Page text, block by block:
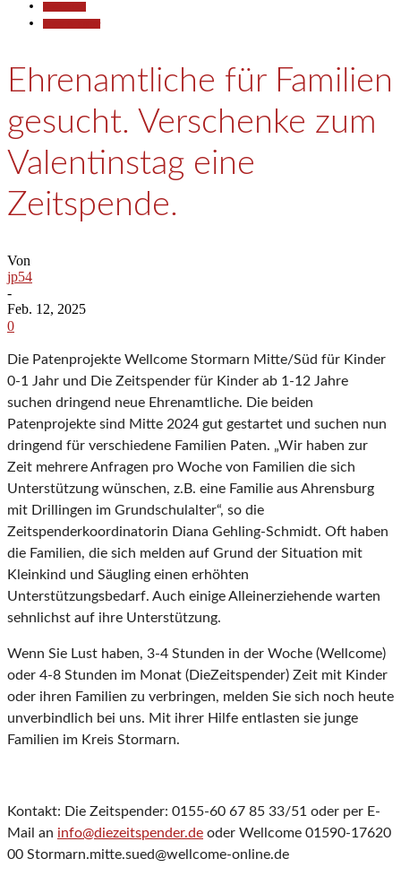
Ehrenamtliche für Familien
gesucht. Verschenke zum
Valentinstag eine
Zeitspende.
Von
jp54
-
Feb. 12, 2025
0
Die Patenprojekte Wellcome Stormarn Mitte/Süd für Kinder
0-1 Jahr und Die Zeitspender für Kinder ab 1-12 Jahre
suchen dringend neue Ehrenamtliche. Die beiden
Patenprojekte sind Mitte 2024 gut gestartet und suchen nun
dringend für verschiedene Familien Paten. „Wir haben zur
Zeit mehrere Anfragen pro Woche von Familien die sich
Unterstützung wünschen, z.B. eine Familie aus Ahrensburg
mit Drillingen im Grundschulalter“, so die
Zeitspenderkoordinatorin Diana Gehling-Schmidt. Oft haben
die Familien, die sich melden auf Grund der Situation mit
Kleinkind und Säugling einen erhöhten
Unterstützungsbedarf. Auch einige Alleinerziehende warten
sehnlichst auf ihre Unterstützung.
Wenn Sie Lust haben, 3-4 Stunden in der Woche (Wellcome)
oder 4-8 Stunden im Monat (DieZeitspender) Zeit mit Kinder
oder ihren Familien zu verbringen, melden Sie sich noch heute
unverbindlich bei uns. Mit ihrer Hilfe entlasten sie junge
Familien im Kreis Stormarn.
Kontakt: Die Zeitspender: 0155-60 67 85 33/51 oder per E-
Mail an info@diezeitspender.de oder Wellcome 01590-17620
00 Stormarn.mitte.sued@wellcome-online.de